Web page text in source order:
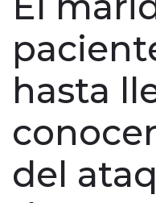
hasta
del